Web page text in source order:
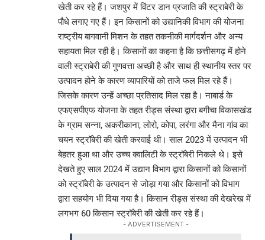
खेती कर रहे हैं। जशपुर में विंटर डान प्रजाति की स्ट्राबेरी के
पौधे लगाए गए हैं। इन किसानों को उद्यानिकी विभाग की योजना
राष्ट्रीय बागवानी मिशन के तहत तकनीकी मार्गदर्शन और अन्य
सहायता मिल रही है। किसानों का कहना है कि छत्तीसगढ़ में होने
वाली स्ट्राबेरी की गुणवत्ता अच्छी है और साथ ही स्थानीय स्तर पर
उत्पादन होने के कारण व्यापारियों को ताजे फल मिल रहे हैं।
जिसके कारण उन्हें अच्छा प्रतिसाद मिल रहा है। नाबार्ड के
एफएसपीएफ योजना के तहत रीड्स संस्था द्वारा बगीचा विकासखंड
के ग्राम सन्ना, अकरीकाना, लोरो, कोपा, लरंगा और मैना गांव का
चयन स्ट्रॉबेरी की खेती करवाई थी। साल 2023 में उत्पादन भी
बेहतर हुआ था और उच्च क्वालिटी के स्ट्रॉबेरी निकले थे। इसे
देखते हुए साल 2024 में उद्यान विभाग द्वारा किसानों को किसानों
को स्ट्रॉबेरी के उत्पादन से जोड़ा गया और किसानों को विभाग
द्वारा सहयोग भी दिया गया है। किसान रीड्स संस्था की देखरेख में
लगभग 60 किसान स्ट्रॉबेरी की खेती कर रहे हैं।
- ADVERTISEMENT -